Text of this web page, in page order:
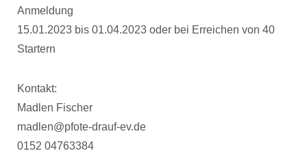
Anmeldung
15.01.2023 bis 01.04.2023 oder bei Erreichen von 40
Startern
Kontakt:
Madlen Fischer
madlen@pfote-drauf-ev.de
0152 04763384